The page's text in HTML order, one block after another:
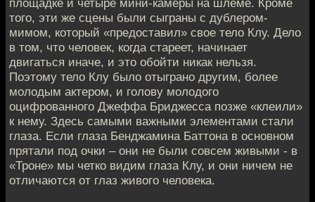
площадке и четыре мини-камеры на шлеме. Кроме
того, эти же сцены были сыграны с дублером-
мимом, который «предоставил» свое тело Клу. Дело
в том, что человек, когда стареет, начинает
двигаться иначе, и это обойти никак нельзя.
Поэтому тело Клу было отыграно другим, более
молодым актером, и голову молодого
оцифрованного Джеффа Бриджесса позже «клеили»
к нему. Здесь самыми важными элементами стали
глаза. Если глаза Бенджамина Баттона в основном
прятали под очки – они не были совсем живыми - в
«Троне» мы четко видим глаза Клу, и они ничем не
отличаются от глаз живого человека.